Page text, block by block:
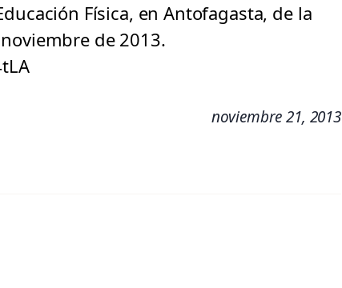
Física, en Antofagasta, de la
de 2013.
noviembre 21, 2013